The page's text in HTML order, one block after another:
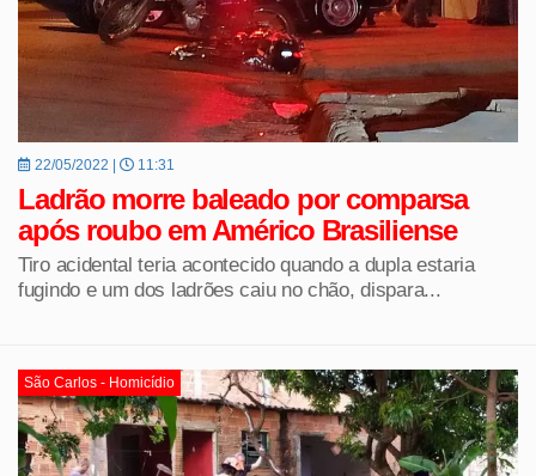
22/05/2022 | 11:31
Ladrão morre baleado por comparsa
após roubo em Américo Brasiliense
Tiro acidental teria acontecido quando a dupla estaria
fugindo e um dos ladrões caiu no chão, dispara...
São Carlos - Homicídio